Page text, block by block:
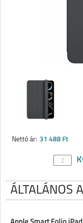
Nettó ár: 31 488 Ft
ÁLTALÁNOS